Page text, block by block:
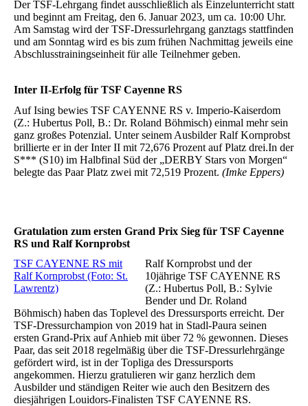
Der TSF-Lehrgang findet ausschließlich als Einzelunterricht statt
und beginnt am Freitag, den 6. Januar 2023, um ca. 10:00 Uhr.
Am Samstag wird der TSF-Dressurlehrgang ganztags stattfinden
und am Sonntag wird es bis zum frühen Nachmittag jeweils eine
Abschlusstrainingseinheit für alle Teilnehmer geben.
Inter II-Erfolg für TSF Cayenne RS
Auf Ising bewies TSF CAYENNE RS v. Imperio-Kaiserdom
(Z.: Hubertus Poll, B.: Dr. Roland Böhmisch) einmal mehr sein
ganz großes Potenzial. Unter seinem Ausbilder Ralf Kornprobst
brillierte er in der Inter II mit 72,676 Prozent auf Platz drei.In der
S*** (S10) im Halbfinal Süd der „DERBY Stars von Morgen“
belegte das Paar Platz zwei mit 72,519 Prozent. (Imke Eppers)
Gratulation zum ersten Grand Prix Sieg für TSF Cayenne
RS und Ralf Kornprobst
TSF CAYENNE RS mit
Ralf Kornprobst (Foto: St.
Lawrentz)
Ralf Kornprobst und der
10jährige TSF CAYENNE RS
(Z.: Hubertus Poll, B.: Sylvie
Bender und Dr. Roland
Böhmisch) haben das Toplevel des Dressursports erreicht. Der
TSF-Dressurchampion von 2019 hat in Stadl-Paura seinen
ersten Grand-Prix auf Anhieb mit über 72 % gewonnen. Dieses
Paar, das seit 2018 regelmäßig über die TSF-Dressurlehrgänge
gefördert wird, ist in der Topliga des Dressursports
angekommen. Hierzu gratulieren wir ganz herzlich dem
Ausbilder und ständigen Reiter wie auch den Besitzern des
diesjährigen Louidors-Finalisten TSF CAYENNE RS.